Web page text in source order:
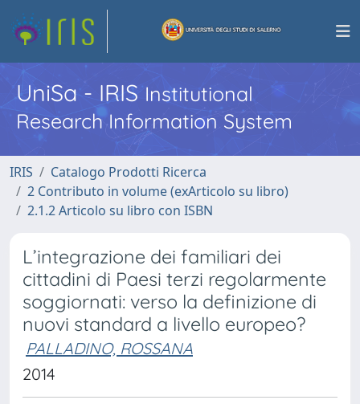
UniSa - IRISInstitutional
Research Information System
IRIS
Catalogo Prodotti Ricerca
2 Contributo in volume (exArticolo su libro)
2.1.2 Articolo su libro con ISBN
L’integrazione dei familiari dei
cittadini di Paesi terzi regolarmente
soggiornati: verso la definizione di
nuovi standard a livello europeo?
PALLADINO, ROSSANA
2014